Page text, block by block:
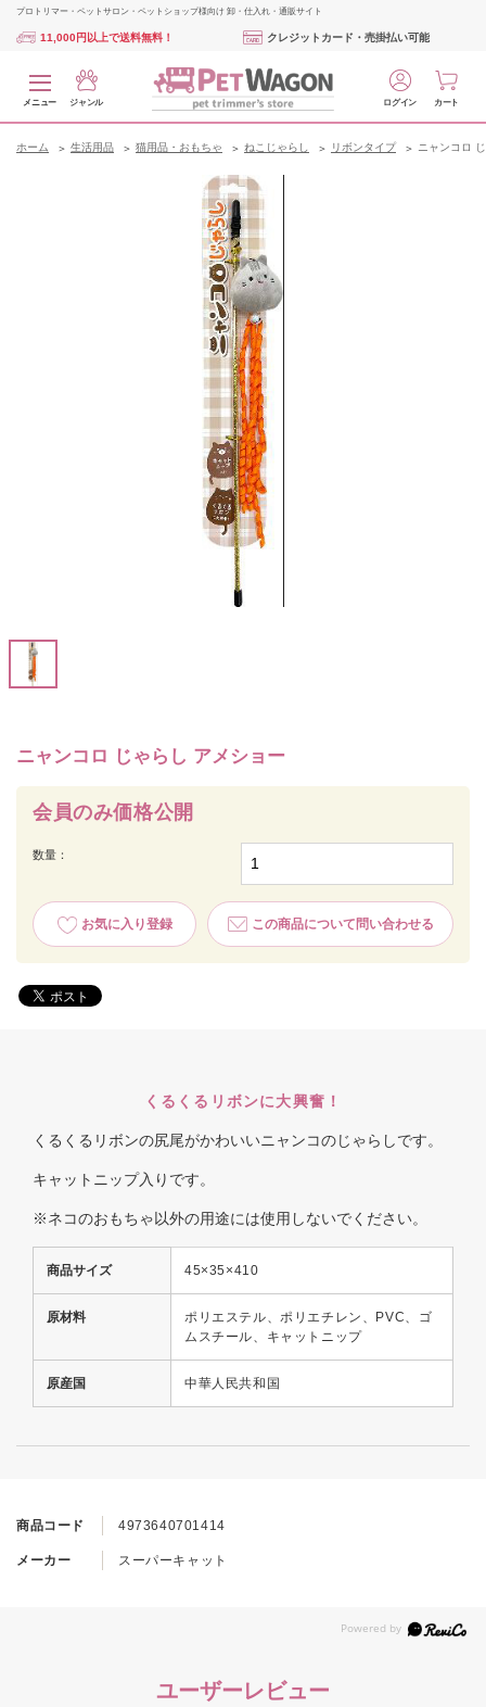
プロトリマー・ペットサロン・ペットショップ様向け 卸・仕入れ・通販サイト
11,000円以上で送料無料！ クレジットカード・売掛払い可能
メニュー ジャンル ログイン カート
ホーム 生活用品 猫用品・おもちゃ ねこじゃらし リボンタイプ ニャンコロ
ニャンコロ じゃらし アメショー
会員のみ価格公開
数量：
お気に入り登録 この商品について問い合わせる
商品コード 4973640701414
メーカー スーパーキャット
くるくるリボンに大興奮！
くるくるリボンの尻尾がかわいいニャンコのじゃらしです。
キャットニップ入りです。
※ネコのおもちゃ以外の用途には使用しないでください。
商品サイズ 45×35×410
原材料
ポリエステル、ポリエチレン、PVC、ゴ
ムスチール、キャットニップ
原産国 中華人民共和国
ユーザーレビュー